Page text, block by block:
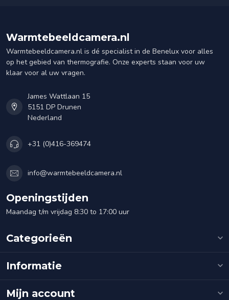
Warmtebeeldcamera.nl
Warmtebeeldcamera.nl is dé specialist in de Benelux voor alles
op het gebied van thermografie. Onze experts staan voor uw
klaar voor al uw vragen.
James Wattlaan 15
5151 DP Drunen
Nederland
+31 (0)416-369474
info@warmtebeeldcamera.nl
Openingstijden
Maandag t/m vrijdag 8:30 to 17:00 uur
Categorieën
Informatie
Mijn account